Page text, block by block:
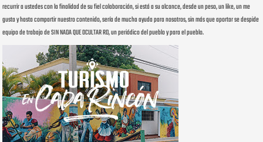
recurrir a ustedes con la finalidad de su fiel colaboración, si está a su alcance, desde un peso, un like, un me
gusta y hasta compartir nuestro contenido, sería de mucha ayuda para nosotros, sin más que aportar se despide
equipo de trabajo de SIN NADA QUE OCULTAR RD, un periódico del pueblo y para el pueblo.